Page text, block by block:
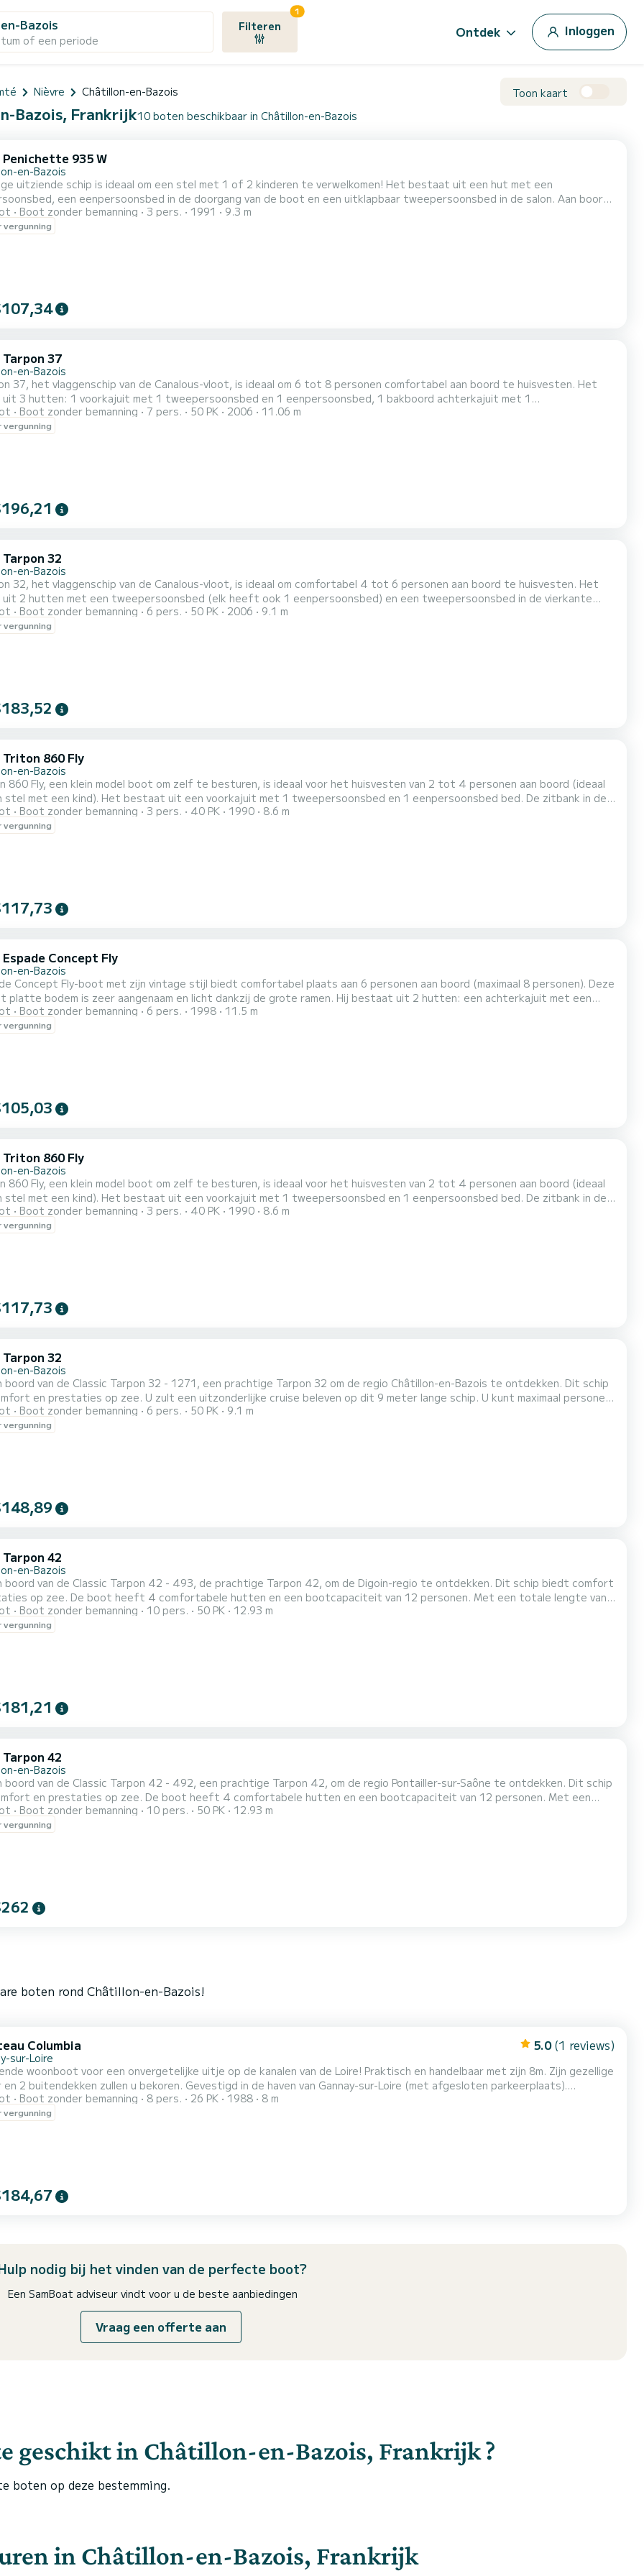
Bazois
of een periode
Filteren
1
Ontdek Inloggen
Nièvre Châtillon-en-Bazois Toon kaart
Bazois, Frankrijk10 boten beschikbaar in Châtillon-en-Bazois
Penichette 935 W
en-Bazois
uitziende schip is ideaal om een stel met 1 of 2 kinderen te verwelkomen! Het bestaat uit een hut met een
een eenpersoonsbed in de doorgang van de boot en een uitklapbaar tweepersoonsbed in de salon. Aan boord
ingerichte keuken en badkamers (douche, wastafel en toilet). Lakens zijn ook inbegrepen. Voor verhuur van maandag
(miniweek) OF weekend wordt de prijs handmatig aangepast door onze teams. → Weekendhuurvoorwaarden:< br>-
Boot zonder bemanning 3 pers. 1991 9.3 m
vergunning
37
en-Bazois
37, het vlaggenschip van de Canalous-vloot, is ideaal om 6 tot 8 personen comfortabel aan boord te huisvesten. Het
3 hutten: 1 voorkajuit met 1 tweepersoonsbed en 1 eenpersoonsbed, 1 bakboord achterkajuit met 1
en 1 stuurboord achterkajuit met 2 eenpersoonsstapelbedden. De salon kan tevens worden omgebouwd tot
Deze bewoonbare boot is uitgerust met een keukengedeelte, sanitaire voorzieningen inclusief 2 douches,
Boot zonder bemanning 7 pers. 50 PK 2006 11.06 m
vergunning
32
en-Bazois
32, het vlaggenschip van de Canalous-vloot, is ideaal om comfortabel 4 tot 6 personen aan boord te huisvesten. Het
2 hutten met een tweepersoonsbed (elk heeft ook 1 eenpersoonsbed) en een tweepersoonsbed in de vierkante
de boot. Deze bewoonbare boot is uitgerust met een keukengedeelte, 2 badkamers (douche, wastafel en toilet), een
een dubbele stuurpositie, enz. Voor verhuur van maandag tot vrijdag (miniweek) OF weekend, de prijs
Boot zonder bemanning 6 pers. 50 PK 2006 9.1 m
vergunning
Triton 860 Fly
en-Bazois
860 Fly, een klein model boot om zelf te besturen, is ideaal voor het huisvesten van 2 tot 4 personen aan boord (ideaal
stel met een kind). Het bestaat uit een voorkajuit met 1 tweepersoonsbed en 1 eenpersoonsbed bed. De zitbank in de
tot een tweepersoonsbed. Het is uitgerust met een keukengedeelte, badkamers (1 douche, 1
Boot zonder bemanning 3 pers. 40 PK 1990 8.6 m
vergunning
Concept Fly
en-Bazois
Concept Fly-boot met zijn vintage stijl biedt comfortabel plaats aan 6 personen aan boord (maximaal 8 personen). Deze
platte bodem is zeer aangenaam en licht dankzij de grote ramen. Hij bestaat uit 2 hutten: een achterkajuit met een
en een eenpersoonsbed en een middenhut met een tweepersoonsbed. De vierkante hoek biedt plaats aan een
kan worden omgebouwd tot een tweepersoonsbed en een eenpersoonsbed, evenals een uitgeruste keuken. Verder zijn
Boot zonder bemanning 6 pers. 1998 11.5 m
vergunning
Triton 860 Fly
en-Bazois
860 Fly, een klein model boot om zelf te besturen, is ideaal voor het huisvesten van 2 tot 4 personen aan boord (ideaal
stel met een kind). Het bestaat uit een voorkajuit met 1 tweepersoonsbed en 1 eenpersoonsbed bed. De zitbank in de
tot een tweepersoonsbed. Het is uitgerust met een keukengedeelte, badkamers (1 douche, 1
Boot zonder bemanning 3 pers. 40 PK 1990 8.6 m
vergunning
32
en-Bazois
boord van de Classic Tarpon 32 - 1271, een prachtige Tarpon 32 om de regio Châtillon-en-Bazois te ontdekken. Dit schip
U zult een uitzonderlijke cruise beleven op dit 9 meter lange schip. U kunt maximaal personen
het zeilen en genieten van de 2 comfortabele hutten. Voor uw comfort heeft Classic Tarpon 32 - 1271 2
Boot zonder bemanning 6 pers. 50 PK 9.1 m
vergunning
42
en-Bazois
boord van de Classic Tarpon 42 - 493, de prachtige Tarpon 42, om de Digoin-regio te ontdekken. Dit schip biedt comfort
op zee. De boot heeft 4 comfortabele hutten en een bootcapaciteit van 12 personen. Met een totale lengte van
is het uw beste bondgenoot voor een buitengewone vakantie op het water in de omgeving van Digoin. Aarzel niet om
ons op te nemen voor elke offerteaanvraag, u wordt bij uw project begeleid door een SamBoat-expert . vakantie.
Boot zonder bemanning 10 pers. 50 PK 12.93 m
vergunning
42
en-Bazois
boord van de Classic Tarpon 42 - 492, een prachtige Tarpon 42, om de regio Pontailler-sur-Saône te ontdekken. Dit schip
en prestaties op zee. De boot heeft 4 comfortabele hutten en een bootcapaciteit van 12 personen. Met een
van 12,93 meter is het uw beste bondgenoot voor een buitengewone vakantie op het water in de omgeving van
sur-Saône. Reserverings- en offerteaanvragen worden rechtstreeks door SamBoat beheerd. Via het platform krijgt u de
Boot zonder bemanning 10 pers. 50 PK 12.93 m
vergunning
boten rond Châtillon-en-Bazois!
Columbia 5.0 (1 reviews)
sur-Loire
woonboot voor een onvergetelijke uitje op de kanalen van de Loire! Praktisch en handelbaar met zijn 8m. Zijn gezellige
2 buitendekken zullen u bekoren. Gevestigd in de haven van Gannay-sur-Loire (met afgesloten parkeerplaats).
2 tweepersoonsbedden en 1 eenpersoonsbed, inclusief
servies, keukengerei) - Badkamer met
Boot zonder bemanning 8 pers. 26 PK 1988 8 m
vergunning
nodig bij het vinden van de perfecte boot?
Een SamBoat adviseur vindt voor u de beste aanbiedingen
Vraag een offerte aan
geschikt in Châtillon-en-Bazois, Frankrijk ?
boten op deze bestemming.
in Châtillon-en-Bazois, Frankrijk